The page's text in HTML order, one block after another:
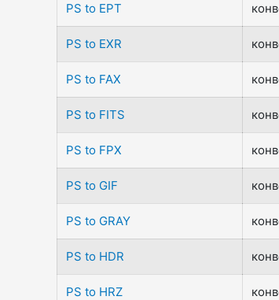
PS to EPT
PS to EXR
PS to FAX
PS to FITS
PS to FPX
PS to GIF
PS to GRAY
PS to HDR
PS to HRZ